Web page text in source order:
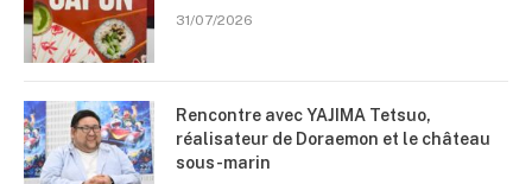
31/07/2026
Rencontre avec YAJIMA Tetsuo,
réalisateur de Doraemon et le château
sous-marin